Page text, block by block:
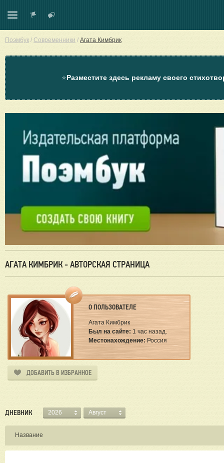
Поэмбук / Современники / Агата Кимбрик
⭐Разместите здесь рекламу своего
АГАТА КИМБРИК - АВТОРСКАЯ СТРАНИЦА
О ПОЛЬЗОВАТЕЛЕ
Агата Кимбрик
Был на сайте: 1 час назад.
Местонахождение: Россия
ДОБАВИТЬ В ИЗБРАННОЕ
ДНЕВНИК 2026 Август
Название